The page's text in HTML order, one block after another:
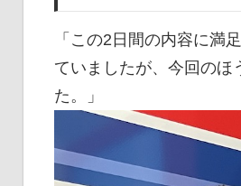
「この2日間の内容に満
ていましたが、今回のほ
た。」